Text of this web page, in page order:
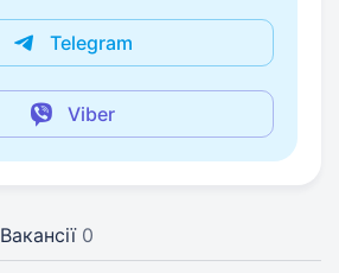
Telegram
Viber
Вакансії 0